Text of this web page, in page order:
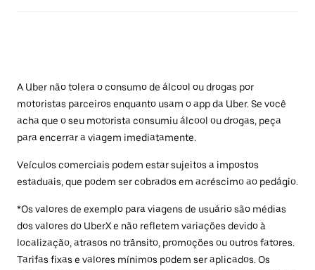
A Uber não tolera o consumo de álcool ou drogas por
motoristas parceiros enquanto usam o app da Uber. Se você
acha que o seu motorista consumiu álcool ou drogas, peça
para encerrar a viagem imediatamente.
Veículos comerciais podem estar sujeitos a impostos
estaduais, que podem ser cobrados em acréscimo ao pedágio.
*Os valores de exemplo para viagens de usuário são médias
dos valores do UberX e não refletem variações devido à
localização, atrasos no trânsito, promoções ou outros fatores.
Tarifas fixas e valores mínimos podem ser aplicados. Os